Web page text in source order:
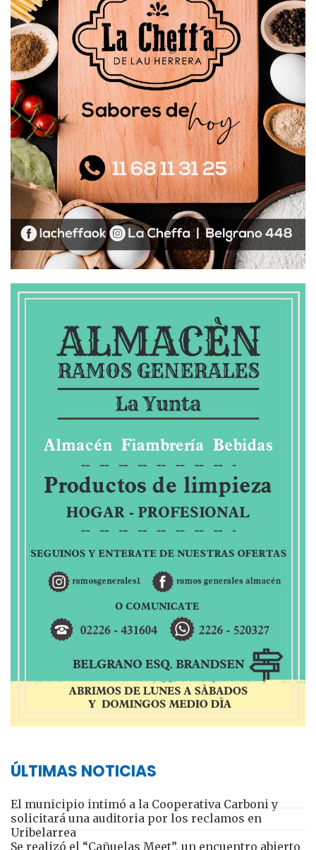
ÚLTIMAS NOTICIAS
El municipio intimó a la Cooperativa Carboni y
solicitará una auditoria por los reclamos en
Uribelarrea
Se realizó el “Cañuelas Meet”, un encuentro abierto